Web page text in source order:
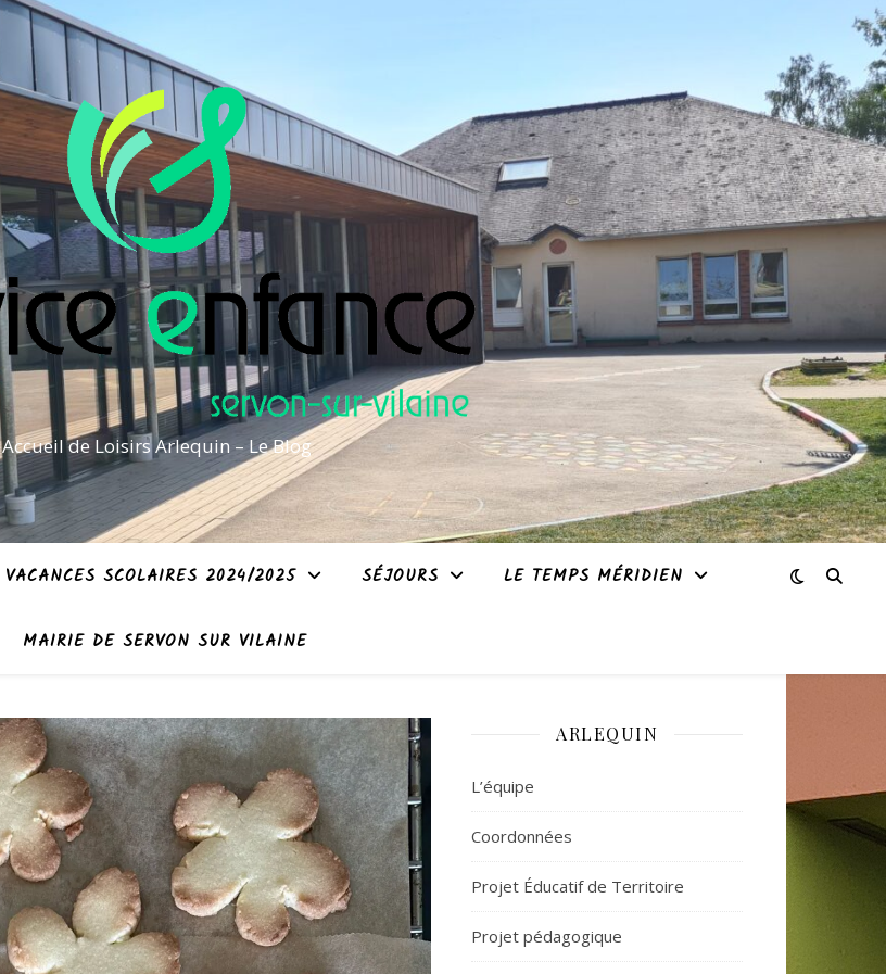
Accueil de Loisirs Arlequin – Le Blog
VACANCES SCOLAIRES 2024/2025 SÉJOURS LE TEMPS MÉRIDIEN
MAIRIE DE SERVON SUR VILAINE
ARLEQUIN
L’équipe
Coordonnées
Projet Éducatif de Territoire
Projet pédagogique